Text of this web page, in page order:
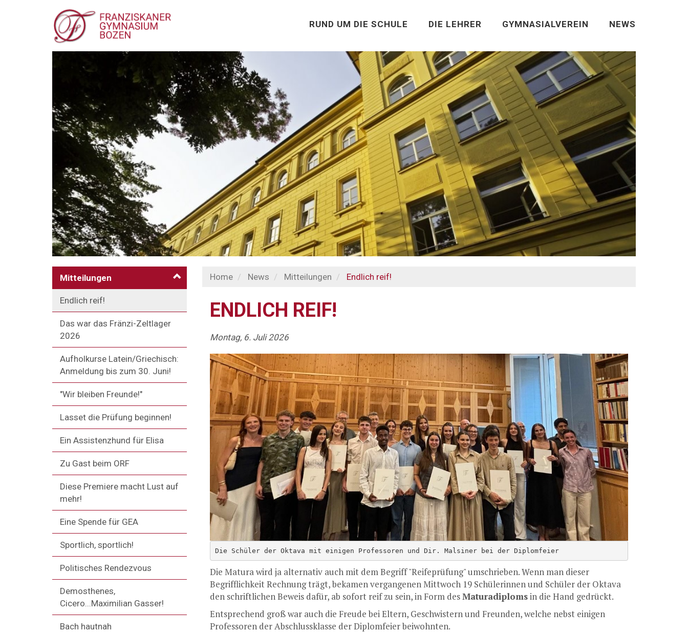
RUND UM DIE SCHULE DIE LEHRER GYMNASIALVEREIN NEWS
Mitteilungen
Endlich reif!
Das war das Fränzi-Zeltlager
2026
Aufholkurse Latein/Griechisch:
Anmeldung bis zum 30. Juni!
"Wir bleiben Freunde!"
Lasset die Prüfung beginnen!
Ein Assistenzhund für Elisa
Zu Gast beim ORF
Diese Premiere macht Lust auf
mehr!
Eine Spende für GEA
Sportlich, sportlich!
Politisches Rendezvous
Demosthenes,
Cicero...Maximilian Gasser!
Bach hautnah
Home News Mitteilungen Endlich reif!
ENDLICH REIF!
Montag, 6. Juli 2026
Die Schüler der Oktava mit einigen Professoren und Dir. Malsiner bei der Diplomfeier
Die Matura wird ja alternativ auch mit dem Begriff "Reifeprüfung" umschrieben. Wenn man dieser
Begrifflichkeit Rechnung trägt, bekamen vergangenen Mittwoch 19 Schülerinnen und Schüler der Oktava
den schriftlichen Beweis dafür, ab sofort reif zu sein, in Form desMaturadiplomsin die Hand gedrückt.
Entsprechend groß war auch die Freude bei Eltern, Geschwistern und Freunden, welche nebst einigen
Professoren der Abschlussklasse der Diplomfeier beiwohnten.